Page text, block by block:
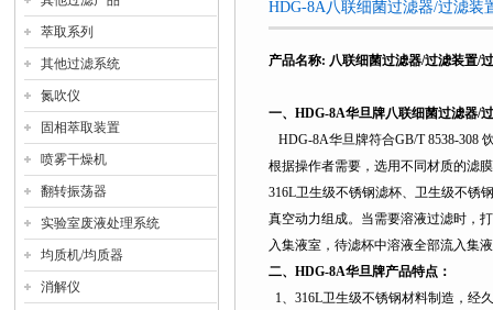
萃取系列
其他过滤系统
氮吹仪
固相萃取装置
喷雾干燥机
翻转振荡器
实验室废液处理系统
均质机/均质器
消解仪
HDG-8A八联细菌过滤器/过滤装
产品名称: 八联细菌过滤器/过滤装置/
一、 HDG-8A华旦牌八联细菌过滤器/
HDG-8A华旦牌符合GB/T 8538-308
根据操作者需要，选用不同材质的滤
316L卫生级不锈钢滤杯、卫生级不锈
真空动力组成。当需要溶液过滤时，
入集液室，待滤杯中溶液全部流入集
二、 HDG-8A华旦牌产品特点：
1、 316L卫生级不锈钢材料制造，经